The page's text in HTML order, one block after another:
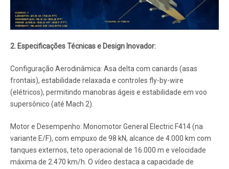
2. Especificações Técnicas e Design Inovador:
Configuração Aerodinâmica: Asa delta com canards (asas
frontais), estabilidade relaxada e controles fly-by-wire
(elétricos), permitindo manobras ágeis e estabilidade em voo
supersônico (até Mach 2).
Motor e Desempenho: Monomotor General Electric F414 (na
variante E/F), com empuxo de 98 kN, alcance de 4.000 km com
tanques externos, teto operacional de 16.000 m e velocidade
máxima de 2.470 km/h. O vídeo destaca a capacidade de